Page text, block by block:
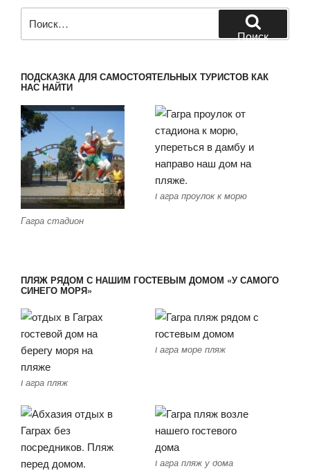
Поиск
ПОДСКАЗКА ДЛЯ САМОСТОЯТЕЛЬНЫХ ТУРИСТОВ КАК
НАС НАЙТИ
Гагра стадион
Гагра проулок к морю
ПЛЯЖ РЯДОМ С НАШИМ ГОСТЕВЫМ ДОМОМ «У САМОГО
СИНЕГО МОРЯ»
Гагра пляж
Гагра море пляж
Гагра пляж у дома